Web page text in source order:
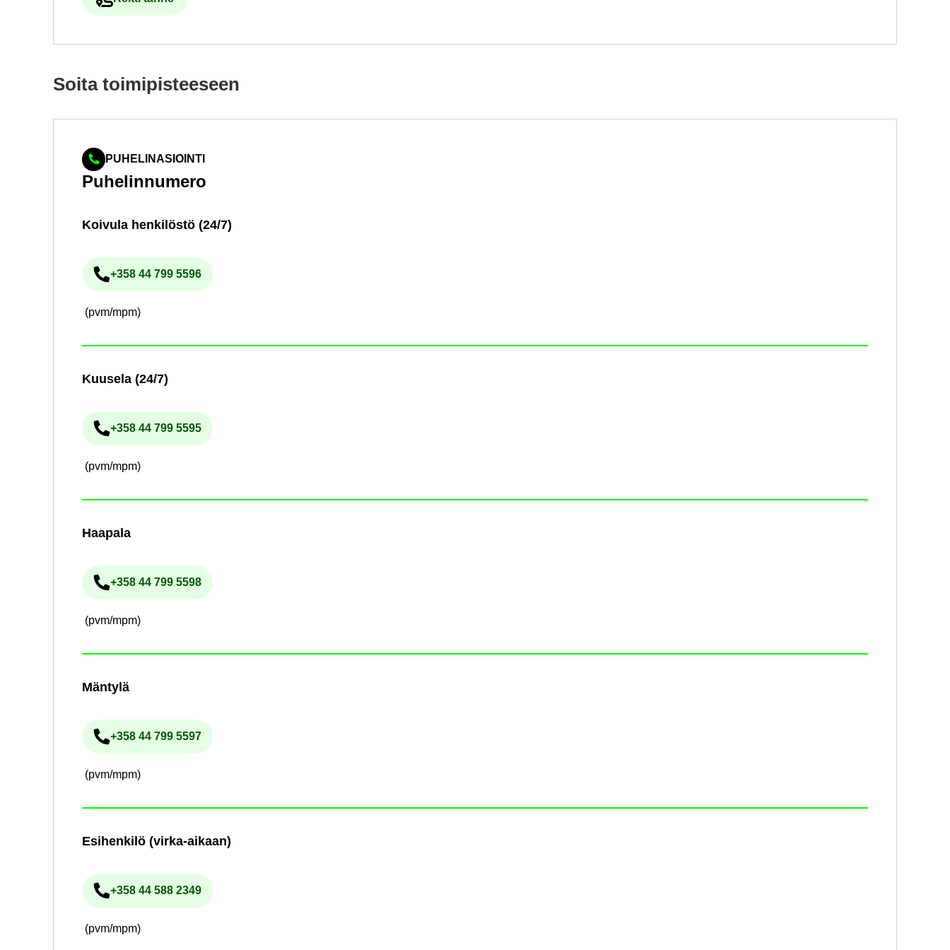
Ul­koi­nen pal­ve­lu avau­tuu uu­del­le vä­li­leh­del­le
Soita toi­mi­pis­tee­seen
PUHELINASIOINTI
Pu­he­lin­nu­me­ro
Koi­vu­la hen­ki­lös­tö (24/7)
Pu­he­lin­nu­me­ro
+358 44 799 5596
(pvm/mpm)
Kuuse­la (24/7)
Pu­he­lin­nu­me­ro
+358 44 799 5595
(pvm/mpm)
Haa­pa­la
Pu­he­lin­nu­me­ro
+358 44 799 5598
(pvm/mpm)
Män­ty­lä
Pu­he­lin­nu­me­ro
+358 44 799 5597
(pvm/mpm)
Esi­hen­ki­lö (virka-​aikaan)
Pu­he­lin­nu­me­ro
+358 44 588 2349
(pvm/mpm)